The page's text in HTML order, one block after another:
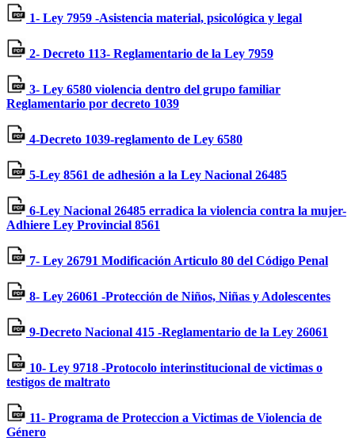
1- Ley 7959 -Asistencia material, psicológica y legal
2- Decreto 113- Reglamentario de la Ley 7959
3- Ley 6580 violencia dentro del grupo familiar
Reglamentario por decreto 1039
4-Decreto 1039-reglamento de Ley 6580
5-Ley 8561 de adhesión a la Ley Nacional 26485
6-Ley Nacional 26485 erradica la violencia contra la mujer-
Adhiere Ley Provincial 8561
7- Ley 26791 Modificación Articulo 80 del Código Penal
8- Ley 26061 -Protección de Niños, Niñas y Adolescentes
9-Decreto Nacional 415 -Reglamentario de la Ley 26061
10- Ley 9718 -Protocolo interinstitucional de victimas o
testigos de maltrato
11- Programa de Proteccion a Victimas de Violencia de
Género